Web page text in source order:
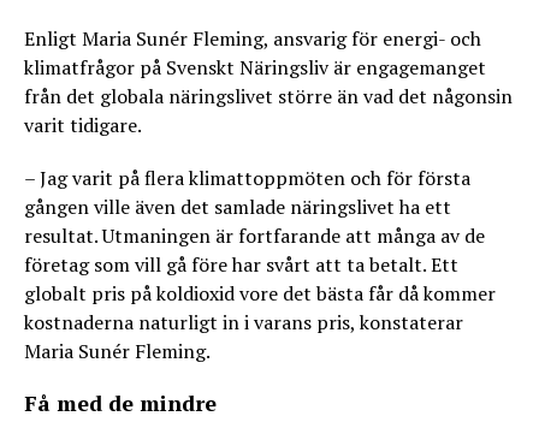
Enligt Maria Sunér Fleming, ansvarig för energi- och
klimatfrågor på Svenskt Näringsliv är engagemanget
från det globala näringslivet större än vad det någonsin
varit tidigare.
– Jag varit på flera klimattoppmöten och för första
gången ville även det samlade näringslivet ha ett
resultat. Utmaningen är fortfarande att många av de
företag som vill gå före har svårt att ta betalt. Ett
globalt pris på koldioxid vore det bästa får då kommer
kostnaderna naturligt in i varans pris, konstaterar
Maria Sunér Fleming.
Få med de mindre